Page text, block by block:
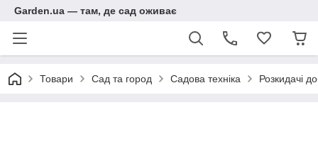
Garden.ua — там, де сад оживає
Товари Сад та город Садова техніка Розкидачі